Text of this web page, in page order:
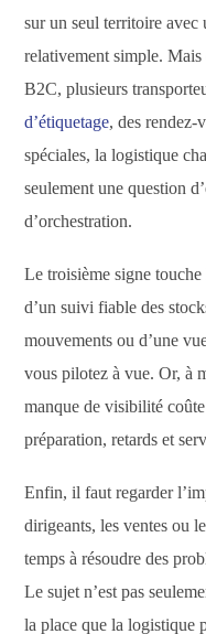
sur un seul territoire avec
relativement simple.
B2C, plusieurs
d’étiquetage, des rendez-
spéciales, la logistique
seulement une question
d’orchestration.
Le troisième signe
d’un suivi fiable des
mouvements ou d’une
vous pilotez à vue. Or, à
manque de visibilité
préparation, retards et
Enfin, il faut regarder
dirigeants, les ventes ou
temps à résoudre des
Le sujet n’est pas
la place que la logistique